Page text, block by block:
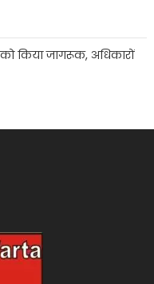
किया जागरूक, अधिकारों